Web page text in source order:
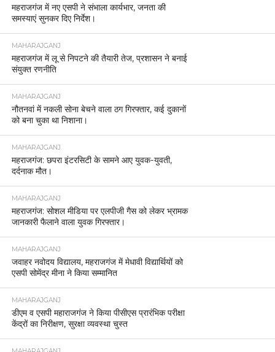
महराजगंज में नए एसपी ने संभाला कार्यभार, जनता की
समस्याएं सुनकर दिए निर्देश।
MAHARAJGANJ
महराजगंज में लू से निपटने की तैयारी तेज, प्रशासन ने बनाई
संयुक्त रणनीति
MAHARAJGANJ
नौतनवां में नकली सोना बेचने वाला ठग गिरफ्तार, कई दुकानों
को बना चुका था निशाना।
MAHARAJGANJ
महराजगंज: छपरा इंटरसिटी के सामने आए युवक-युवती,
दर्दनाक मौत।
MAHARAJGANJ
महराजगंज: सोशल मीडिया पर एलपीजी गैस को लेकर भ्रामक
जानकारी फैलाने वाला युवक गिरफ्तार।
MAHARAJGANJ
जवाहर नवोदय विद्यालय, महराजगंज में मेधावी विद्यार्थियों को
एसपी सोमेंद्र मीना ने किया सम्मानित
MAHARAJGANJ
डीएम व एसपी महाराजगंज ने किया पीसीएस प्रारंभिक परीक्षा
केंद्रों का निरीक्षण, सुरक्षा व्यवस्था चुस्त